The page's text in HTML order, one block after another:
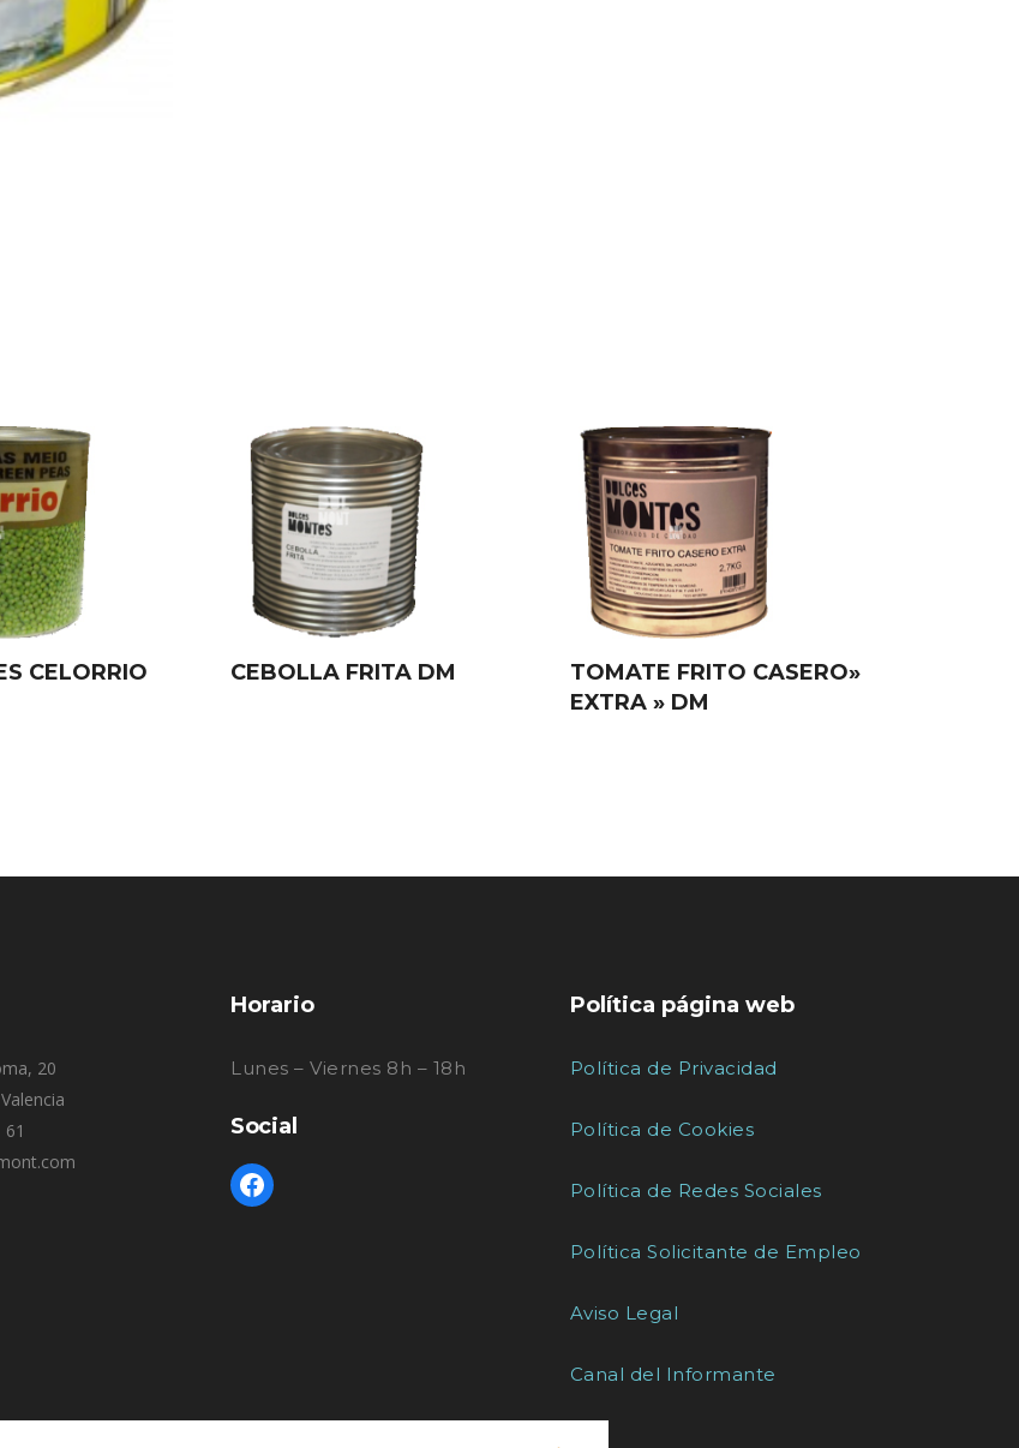
CELORRIO CEBOLLA FRITA DM
TOMATE FRITO CASERO»
EXTRA » DM
20
Horario
Lunes – Viernes 8h – 18h
Social
Política página web
Política de Privacidad
Política de Cookies
Política de Redes Sociales
Política Solicitante de Empleo
Aviso Legal
Canal del Informante